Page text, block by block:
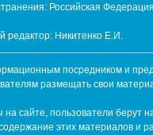
Российская
редактор: Никитенко Е.И.
посредником и
размещать свои
на сайте, пользователи берут
этих материалов и